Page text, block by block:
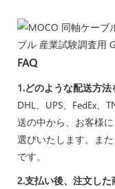
FAQ
1.どのような配送方
DHL、UPS、FedEx、
送の中から、お客様
選びいたします。ま
です。
2.支払い後、注文し